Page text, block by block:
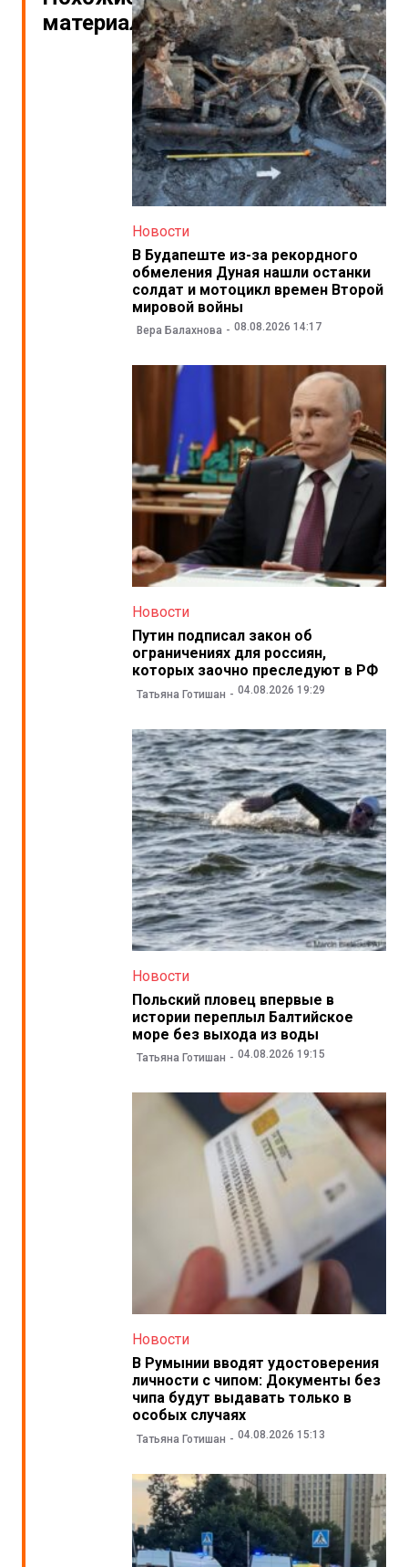
материалы
Новости
В Будапеште из-за рекордного
обмеления Дуная нашли останки
солдат и мотоцикл времен Второй
мировой войны
Вера Балахнова 08.08.2026 14:17
Новости
Путин подписал закон об
ограничениях для россиян,
которых заочно преследуют в РФ
Татьяна Готишан 04.08.2026 19:29
Новости
Польский пловец впервые в
истории переплыл Балтийское
море без выхода из воды
Татьяна Готишан 04.08.2026 19:15
Новости
В Румынии вводят удостоверения
личности с чипом: Документы без
чипа будут выдавать только в
особых случаях
Татьяна Готишан 04.08.2026 15:13